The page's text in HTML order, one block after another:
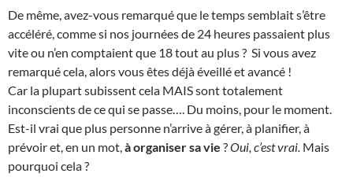
De même, avez-vous remarqué que le temps semblait s’être
accéléré, comme si nos journées de 24 heures passaient plus
vite ou n’en comptaient que 18 tout au plus ? Si vous avez
remarqué cela, alors vous êtes déjà éveillé et avancé !
Car la plupart subissent cela MAIS sont totalement
inconscients de ce qui se passe…. Du moins, pour le moment.
Est-il vrai que plus personne n’arrive à gérer, à planifier, à
prévoir et, en un mot, à organiser sa vie ?Oui, c’est vrai. Mais
pourquoi cela ?